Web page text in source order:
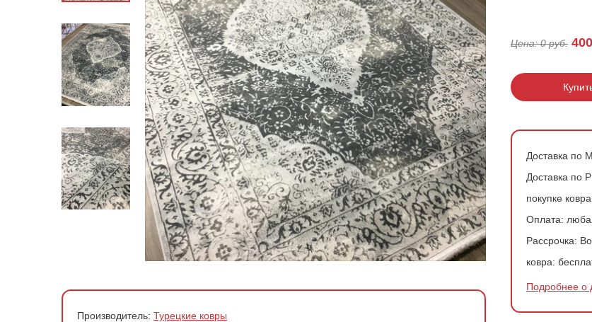
200*200 см
200*300 см
200*400 см
240*340 см
300*300 см
300*400 см
Ковры в скандинавском стиле
Ковры с геометрией
Розовые ковры
Зеленые ковры
По стране производства
По материалу
По форме
По цене
Производитель: Турецкие ковры
Цена:0руб. 400
Доставка по
Доставка по
покупке
Оплата:
Рассрочка:
ковра:
Подробнее о